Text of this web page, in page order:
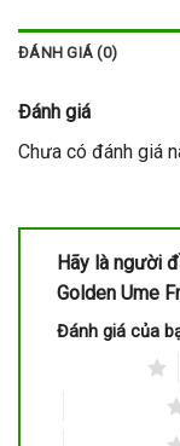
ĐÁNH GIÁ (0)
Đánh giá
Chưa có đánh giá
Hãy là người
Golden Ume
Đánh giá của